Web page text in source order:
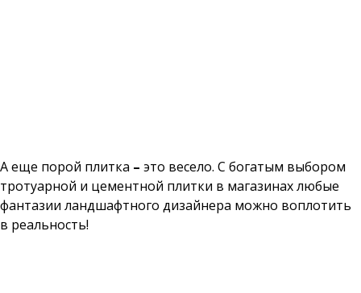
А еще порой плитка – это весело. С богатым выбором
тротуарной и цементной плитки в магазинах любые
фантазии ландшафтного дизайнера можно воплотить
в реальность!